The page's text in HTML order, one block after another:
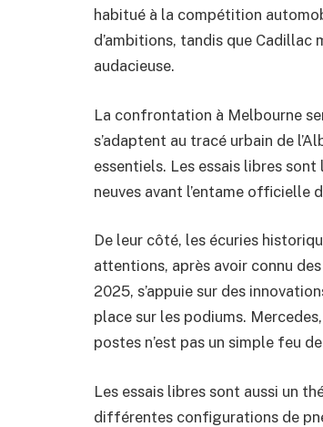
habitué à la compétition
d’ambitions, tandis que
audacieuse.
La confrontation à Melbourne
s’adaptent au tracé urbain de
essentiels. Les essais libres
neuves avant l’entame officielle
De leur côté, les écuries
attentions, après avoir connu
2025, s’appuie sur des
place sur les podiums.
postes n’est pas un simple feu
Les essais libres sont aussi un
différentes configurations de